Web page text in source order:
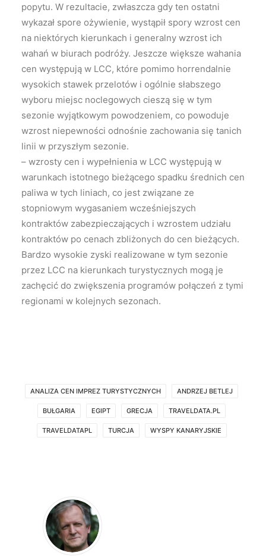
popytu. W rezultacie, zwłaszcza gdy ten ostatni
wykazał spore ożywienie, wystąpił spory wzrost cen
na niektórych kierunkach i generalny wzrost ich
wahań w biurach podróży. Jeszcze większe wahania
cen występują w LCC, które pomimo horrendalnie
wysokich stawek przelotów i ogólnie słabszego
wyboru miejsc noclegowych cieszą się w tym
sezonie wyjątkowym powodzeniem, co powoduje
wzrost niepewności odnośnie zachowania się tanich
linii w przyszłym sezonie.
– wzrosty cen i wypełnienia w LCC występują w
warunkach istotnego bieżącego spadku średnich cen
paliwa w tych liniach, co jest związane ze
stopniowym wygasaniem wcześniejszych
kontraktów zabezpieczających i wzrostem udziału
kontraktów po cenach zbliżonych do cen bieżących.
Bardzo wysokie zyski realizowane w tym sezonie
przez LCC na kierunkach turystycznych mogą je
zachęcić do zwiększenia programów połączeń z tymi
regionami w kolejnych sezonach.
ANALIZA CEN IMPREZ TURYSTYCZNYCH ANDRZEJ BETLEJ
BUŁGARIA EGIPT GRECJA TRAVELDATA.PL
TRAVELDATAPL TURCJA WYSPY KANARYJSKIE